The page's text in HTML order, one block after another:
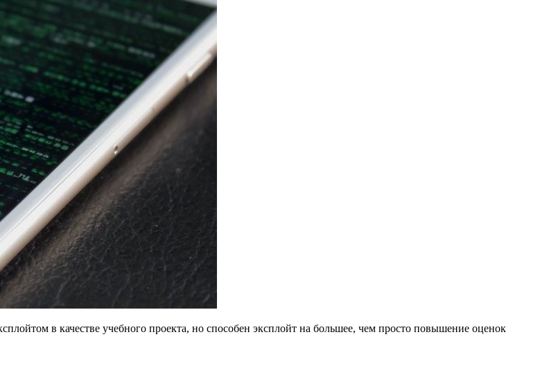
в качестве учебного проекта, но способен эксплойт на большее, чем просто повышение оценок